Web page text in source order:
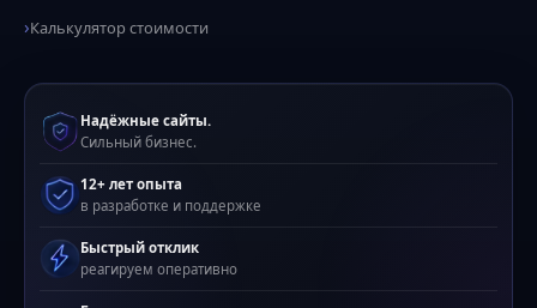
Калькулятор стоимости
Надёжные сайты.
Сильный бизнес.
12+ лет опыта
в разработке и поддержке
Быстрый отклик
реагируем оперативно